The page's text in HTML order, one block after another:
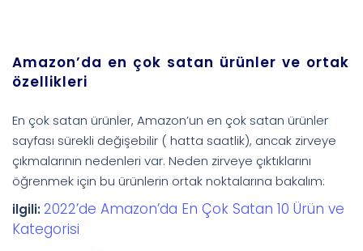
Amazon’da en çok satan ürünler ve ortak
özellikleri
En çok satan ürünler, Amazon’un en çok satan ürünler
sayfası sürekli değişebilir ( hatta saatlik), ancak zirveye
çıkmalarının nedenleri var. Neden zirveye çıktıklarını
öğrenmek için bu ürünlerin ortak noktalarına bakalım:
ilgili: 2022’de Amazon’da En Çok Satan 10 Ürün ve
Kategorisi